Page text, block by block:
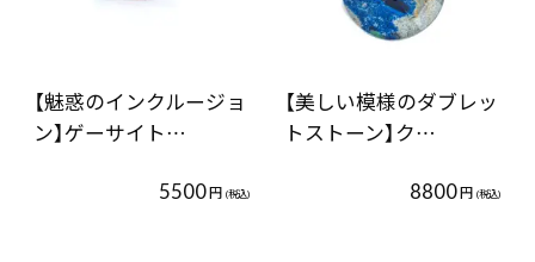
【魅惑のインクルージョ
ン】ゲーサイト…
5500円 (税込)
【美しい模様のダブレッ
トストーン】ク…
8800円 (税込)